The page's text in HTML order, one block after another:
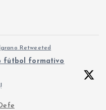
Retweeted
fútbol formativo